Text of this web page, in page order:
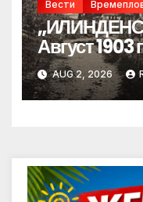
Вести
Август 1903
AUG 2, 2026